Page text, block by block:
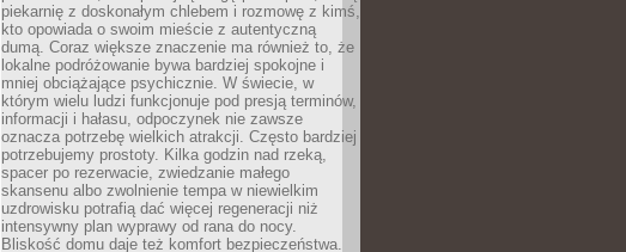
piekarnię z doskonałym chlebem i rozmowę z kimś,
kto opowiada o swoim mieście z autentyczną
dumą. Coraz większe znaczenie ma również to, że
lokalne podróżowanie bywa bardziej spokojne i
mniej obciążające psychicznie. W świecie, w
którym wielu ludzi funkcjonuje pod presją terminów,
informacji i hałasu, odpoczynek nie zawsze
oznacza potrzebę wielkich atrakcji. Często bardziej
potrzebujemy prostoty. Kilka godzin nad rzeką,
spacer po rezerwacie, zwiedzanie małego
skansenu albo zwolnienie tempa w niewielkim
uzdrowisku potrafią dać więcej regeneracji niż
intensywny plan wyprawy od rana do nocy.
Bliskość domu daje też komfort bezpieczeństwa.